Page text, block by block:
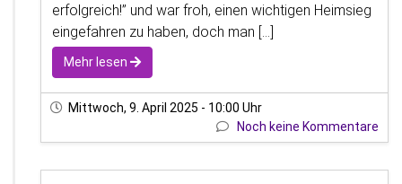
erfolgreich!” und war froh, einen wichtigen Heimsieg
eingefahren zu haben, doch man [...]
Mehr lesen
Mittwoch, 9. April 2025 - 10:00 Uhr
Noch keine Kommentare